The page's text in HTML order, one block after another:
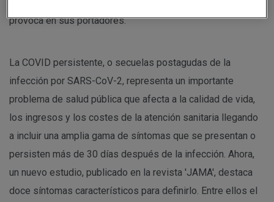
provoca en sus portadores.
La COVID persistente, o secuelas postagudas de la
infección por SARS-CoV-2, representa un importante
problema de salud pública que afecta a la calidad de vida,
los ingresos y los costes de la atención sanitaria llegando
a incluir una amplia gama de síntomas que se presentan o
persisten más de 30 días después de la infección. Ahora,
un nuevo estudio, publicado en la revista 'JAMA', destaca
doce síntomas característicos para definirlo. Entre ellos el